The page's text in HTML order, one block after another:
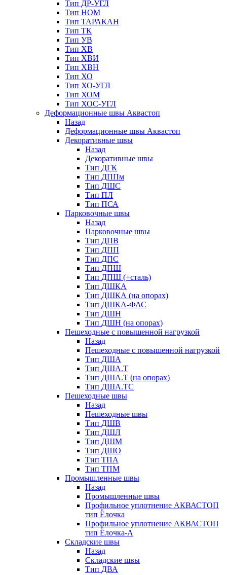
Тип ДР-УГЛ
Тип НОМ
Тип ТАРАКАН
Тип ТК
Тип УВ
Тип ХВ
Тип ХВИ
Тип ХВН
Тип ХО
Тип ХО-УГЛ
Тип ХОМ
Тип ХОС-УГЛ
Деформационные швы Аквастоп
Назад
Деформационные швы Аквастоп
Декоративные швы
Назад
Декоративные швы
Тип ДГК
Тип ДППм
Тип ДШС
Тип ПЛ
Тип ПСА
Парковочные швы
Назад
Парковочные швы
Тип ДПВ
Тип ДПП
Тип ДПС
Тип ДПШ
Тип ДПШ (+сталь)
Тип ДШКА
Тип ДШКА (на опорах)
Тип ДШКА-ФАС
Тип ДШН
Тип ДШН (на опорах)
Пешеходные с повышенной нагрузкой
Назад
Пешеходные с повышенной нагрузкой
Тип ДША
Тип ДША.Т
Тип ДША.Т (на опорах)
Тип ДША.ТС
Пешеходные швы
Назад
Пешеходные швы
Тип ДШВ
Тип ДШЛ
Тип ДШМ
Тип ДШО
Тип ТПА
Тип ТПМ
Промышленные швы
Назад
Промышленные швы
Профильное уплотнение АКВАСТОП
тип Ёлочка
Профильное уплотнение АКВАСТОП
тип Ёлочка-А
Складские швы
Назад
Складские швы
Тип ДВА